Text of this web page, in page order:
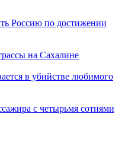
Россию по достижении
на Сахалине
в убийстве любимого
с четырьмя сотнями